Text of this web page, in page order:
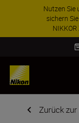
Nutzen Sie
sichern
NIKKOR
Zurück